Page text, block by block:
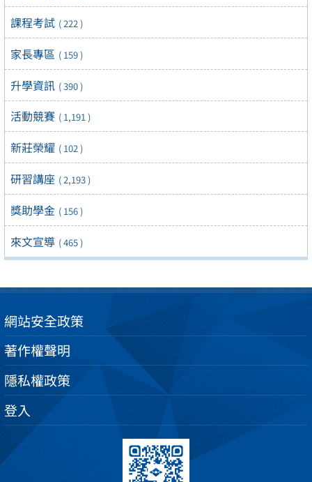
課程考試 ( 222 )
家長專區 ( 159 )
升學資訊 ( 390 )
活動競賽 ( 1,191 )
新莊榮耀 ( 102 )
研習講座 ( 2,193 )
獎助學金 ( 156 )
來文宣導 ( 465 )
網站安全政策
著作權聲明
隱私權政策
登入